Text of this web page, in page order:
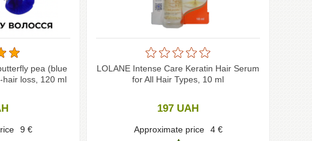
pea (blue
loss, 120 ml
9 €
LOLANE Intense Care Keratin Hair Serum
for All Hair Types, 10 ml
197 UAH
Approximate price 4 €